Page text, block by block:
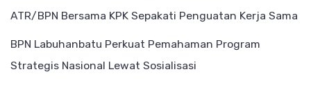
ATR/BPN Bersama KPK Sepakati Penguatan Kerja Sama
BPN Labuhanbatu Perkuat Pemahaman Program
Strategis Nasional Lewat Sosialisasi